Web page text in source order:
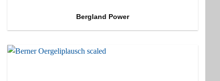
Bergland Power